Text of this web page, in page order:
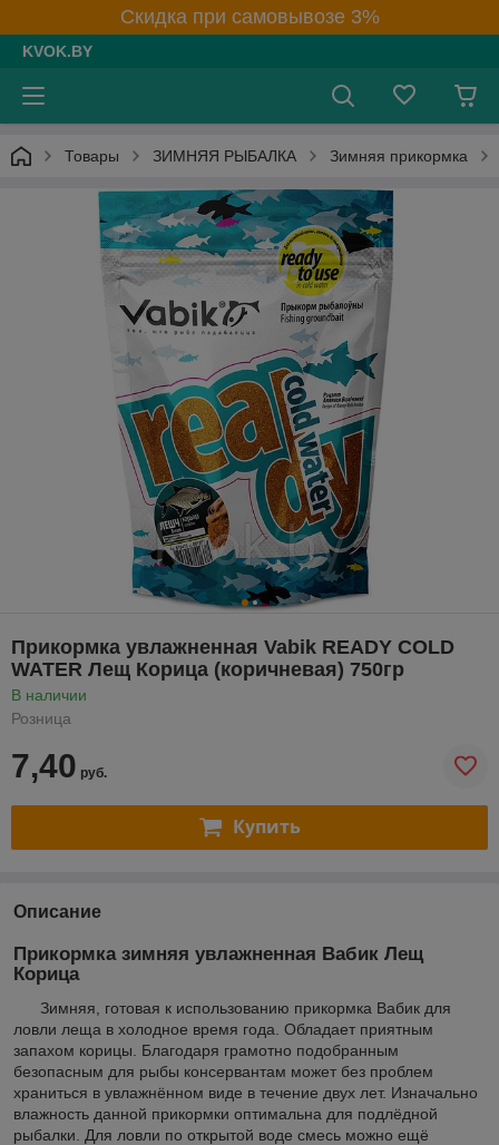
Скидка при самовывозе 3%
KVOK.BY
Товары ЗИМНЯЯ РЫБАЛКА Зимняя прикормка
Прикормка увлажненная Vabik READY COLD
WATER Лещ Корица (коричневая) 750гр
В наличии
Розница
7,40 руб.
Купить
Описание
Прикормка зимняя увлажненная Вабик Лещ
Корица
Зимняя, готовая к использованию прикормка Вабик для
ловли леща в холодное время года. Обладает приятным
запахом корицы. Благодаря грамотно подобранным
безопасным для рыбы консервантам может без проблем
храниться в увлажнённом виде в течение двух лет. Изначально
влажность данной прикормки оптимальна для подлёдной
рыбалки. Для ловли по открытой воде смесь можно ещё